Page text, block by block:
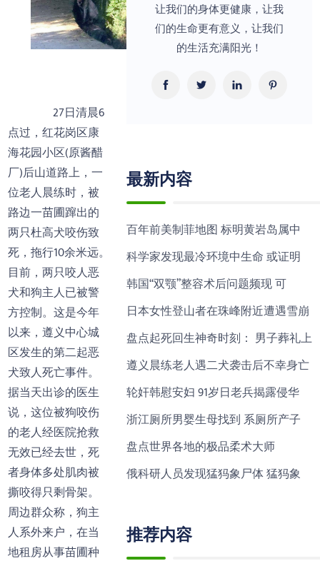
27日清晨6
点过，红花岗区康
海花园小区(原酱醋
厂)后山道路上，一
位老人晨练时，被
路边一苗圃蹿出的
两只杜高犬咬伤致
死，拖行10余米远。
目前，两只咬人恶
犬和狗主人已被警
方控制。这是今年
以来，遵义中心城
区发生的第二起恶
犬致人死亡事件。
据当天出诊的医生
说，这位被狗咬伤
的老人经医院抢救
无效已经去世，死
者身体多处肌肉被
撕咬得只剩骨架。
周边群众称，狗主
人系外来户，在当
地租房从事苗圃种
让我们的身体更健康，让我
们的生命更有意义，让我们
的生活充满阳光！
最新内容
百年前美制菲地图 标明黄岩岛属中
科学家发现最冷环境中生命 或证明
韩国“双颚”整容术后问题频现 可
日本女性登山者在珠峰附近遭遇雪崩
盘点起死回生神奇时刻： 男子葬礼上
遵义晨练老人遇二犬袭击后不幸身亡
轮奸韩慰安妇 91岁日老兵揭露侵华
浙江厕所男婴生母找到 系厕所产子
盘点世界各地的极品柔术大师
俄科研人员发现猛犸象尸体 猛犸象
推荐内容